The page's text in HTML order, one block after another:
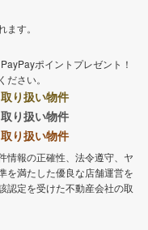
す。
ポイントプレゼント！
ださい。
り扱い物件
り扱い物件
り扱い物件
情報の正確性、法令遵守、ヤ
を満たした優良な店舗運営を
認定を受けた不動産会社の取